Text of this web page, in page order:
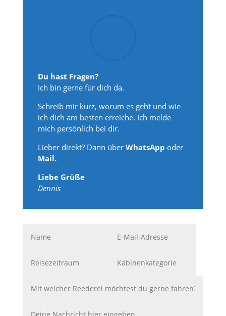
Du hast Fragen?
Ich bin gerne für dich da.
Schreib mir kurz, worum es geht und wie
ich dich am besten erreiche. Ich melde
mich persönlich bei dir.
Lieber direkt? Dann überWhatsApp oder
Mail.
Liebe Grüße
Dennis